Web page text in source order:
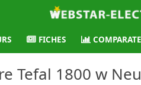
FICHES
Tefal 1800 w